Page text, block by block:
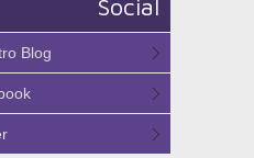
Social
Blog